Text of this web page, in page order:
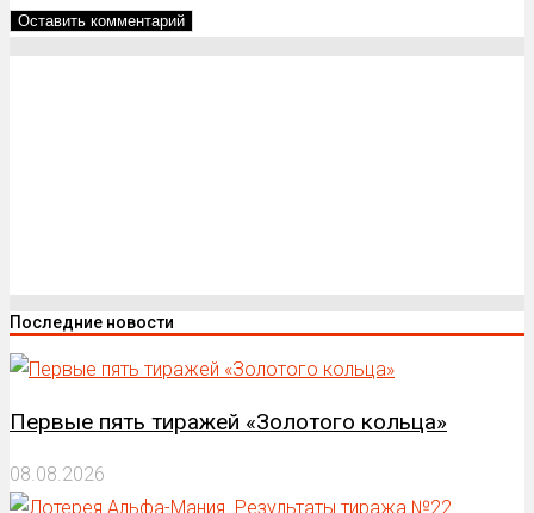
Последние новости
Первые пять тиражей «Золотого кольца»
08.08.2026